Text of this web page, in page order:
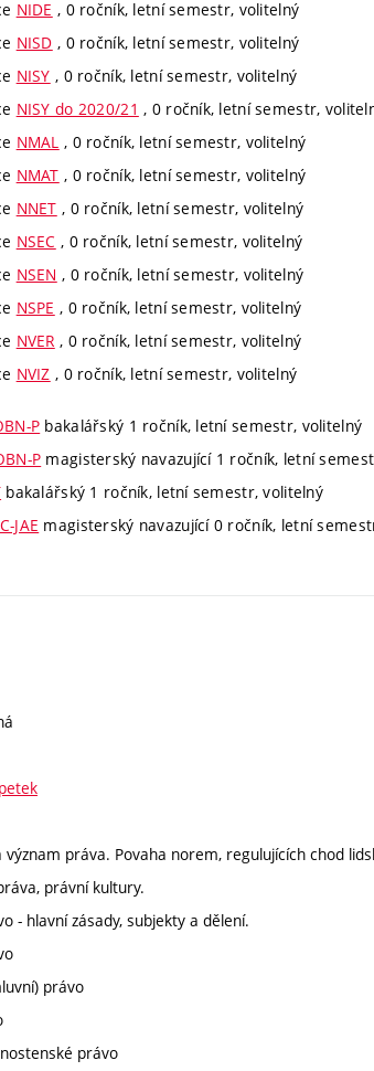
NIDE , 0 ročník, letní semestr, volitelný
NISD , 0 ročník, letní semestr, volitelný
NISY , 0 ročník, letní semestr, volitelný
NISY do 2020/21 , 0 ročník, letní semestr,
NMAL , 0 ročník, letní semestr, volitelný
NMAT , 0 ročník, letní semestr, volitelný
NNET , 0 ročník, letní semestr, volitelný
NSEC , 0 ročník, letní semestr, volitelný
NSEN , 0 ročník, letní semestr, volitelný
NSPE , 0 ročník, letní semestr, volitelný
NVER , 0 ročník, letní semestr, volitelný
NVIZ , 0 ročník, letní semestr, volitelný
P bakalářský 1 ročník, letní semestr, volitelný
P magisterský navazující 1 ročník, letní
bakalářský 1 ročník, letní semestr, volitelný
JAE magisterský navazující 0 ročník, letní
význam práva. Povaha norem, regulujících chod
právní kultury.
- hlavní zásady, subjekty a dělení.
právo
právo